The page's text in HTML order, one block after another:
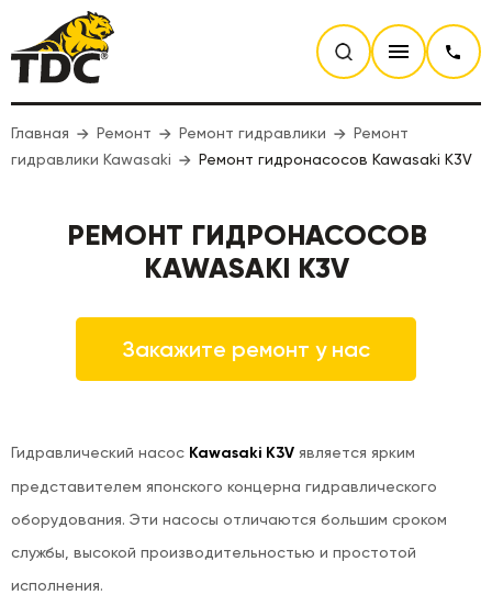
Главная Ремонт Ремонт гидравлики
Ремонт
гидравлики Kawasaki
Ремонт гидронасосов Kawasaki K3V
РЕМОНТ ГИДРОНАСОСОВ
KAWASAKI K3V
Закажите ремонт у нас
Гидравлический насос Kawasaki K3V является ярким
представителем японского концерна гидравлического
оборудования. Эти насосы отличаются большим сроком
службы, высокой производительностью и простотой
исполнения.